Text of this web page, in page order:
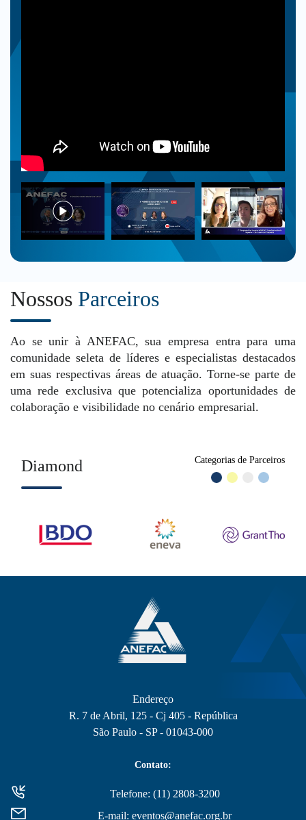
Nossos Parceiros
Ao se unir à ANEFAC, sua empresa entra para uma
comunidade seleta de líderes e especialistas destacados
em suas respectivas áreas de atuação. Torne-se parte de
uma rede exclusiva que potencializa oportunidades de
colaboração e visibilidade no cenário empresarial.
Diamond Categorias de Parceiros
Endereço
R. 7 de Abril, 125 - Cj 405 - República
São Paulo - SP - 01043-000
Contato:
Telefone: (11) 2808-3200
E-mail: eventos@anefac.org.br